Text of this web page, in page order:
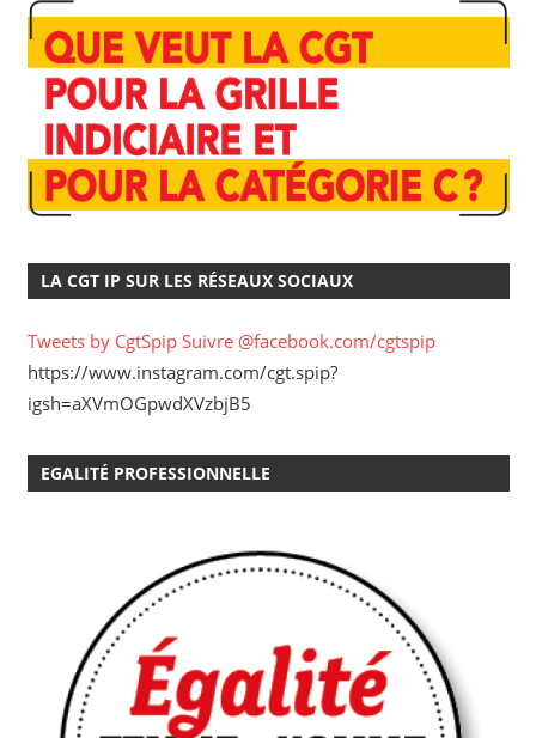
LA CGT IP SUR LES RÉSEAUX SOCIAUX
Tweets by CgtSpip Suivre @facebook.com/cgtspip
https://www.instagram.com/cgt.spip?
igsh=aXVmOGpwdXVzbjB5
EGALITÉ PROFESSIONNELLE